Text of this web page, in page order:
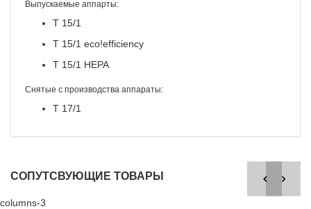
Выпускаемые аппарты:
T 15/1
T 15/1 eco!efficiency
T 15/1 HEPA
Снятые с производства аппараты:
T 17/1
СОПУТСВУЮЩИЕ ТОВАРЫ
columns-3